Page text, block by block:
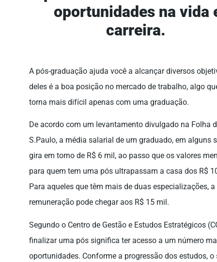
oportunidades na vida
carreira.
A pós-graduação ajuda você a alcançar diversos
deles é a boa posição no mercado de trabalho, algo
torna mais difícil apenas com uma graduação.
De acordo com um levantamento divulgado na Folha
S.Paulo, a média salarial de um graduado, em alguns
gira em torno de R$ 6 mil, ao passo que os valores
para quem tem uma pós ultrapassam a casa dos R$
Para aqueles que têm mais de duas especializações, a
remuneração pode chegar aos R$ 15 mil.
Segundo o Centro de Gestão e Estudos Estratégicos
finalizar uma pós significa ter acesso a um número
oportunidades. Conforme a progressão dos estudos, o